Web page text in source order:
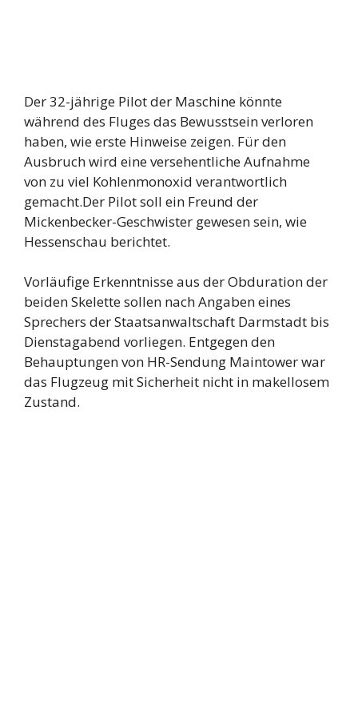
Der 32-jährige Pilot der Maschine könnte
während des Fluges das Bewusstsein verloren
haben, wie erste Hinweise zeigen. Für den
Ausbruch wird eine versehentliche Aufnahme
von zu viel Kohlenmonoxid verantwortlich
gemacht.Der Pilot soll ein Freund der
Mickenbecker-Geschwister gewesen sein, wie
Hessenschau berichtet.
Vorläufige Erkenntnisse aus der Obduration der
beiden Skelette sollen nach Angaben eines
Sprechers der Staatsanwaltschaft Darmstadt bis
Dienstagabend vorliegen. Entgegen den
Behauptungen von HR-Sendung Maintower war
das Flugzeug mit Sicherheit nicht in makellosem
Zustand.